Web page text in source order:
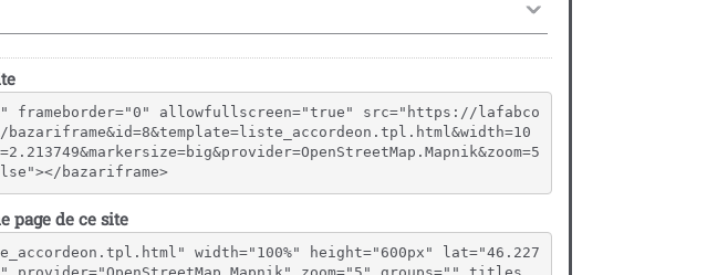
frameborder="0" allowfullscreen="true" src="https://lafabco
bazariframe&id=8&template=liste_accordeon.tpl.html&width=10
bazariframe>
page de ce site
width="100%" height="600px" lat="46.227